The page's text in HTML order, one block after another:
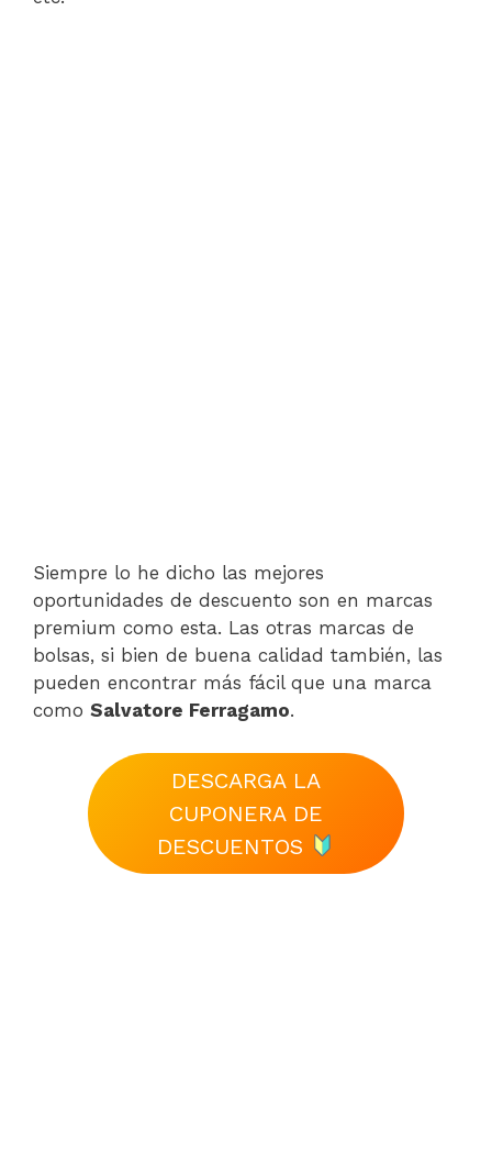
Siempre lo he dicho las mejores
oportunidades de descuento son en marcas
premium como esta. Las otras marcas de
bolsas, si bien de buena calidad también, las
pueden encontrar más fácil que una marca
como Salvatore Ferragamo.
DESCARGA LA
CUPONERA DE
DESCUENTOS